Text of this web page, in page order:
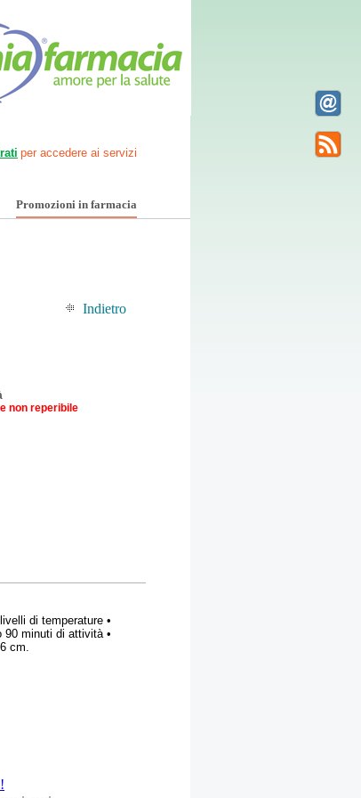
per accedere ai servizi
Promozioni in farmacia
Indietro
non reperibile
di temperature •
90 minuti di attività •
cm.
!